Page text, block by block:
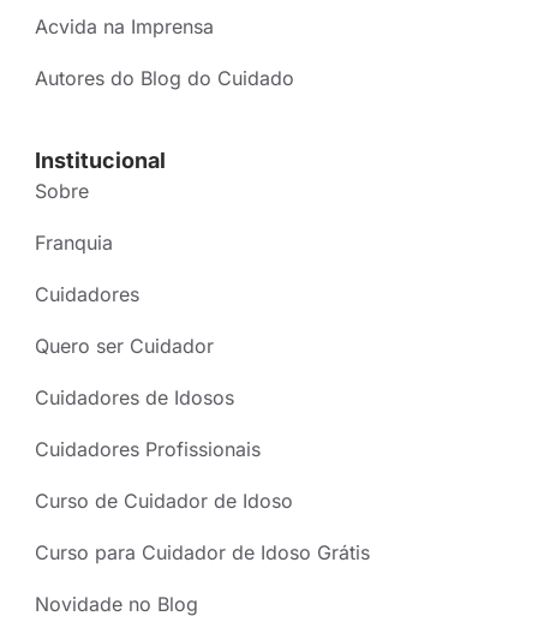
Acvida na Imprensa
Autores do Blog do Cuidado
Institucional
Sobre
Franquia
Cuidadores
Quero ser Cuidador
Cuidadores de Idosos
Cuidadores Profissionais
Curso de Cuidador de Idoso
Curso para Cuidador de Idoso Grátis
Novidade no Blog